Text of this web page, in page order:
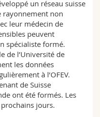
un réseau suisse
rayonnement non
leur médecin de
peuvent
spécialiste formé.
de l’Université de
les données
à l’OFEV.
de Suisse
ont été formés. Les
jours.